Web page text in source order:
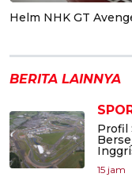
Helm NHK GT
BERITA LAINNYA
Profil
15 jam